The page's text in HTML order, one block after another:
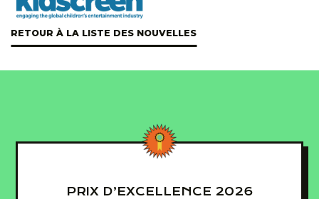
RETOUR À LA LISTE DES NOUVELLES
PRIX D’EXCELLENCE 2026